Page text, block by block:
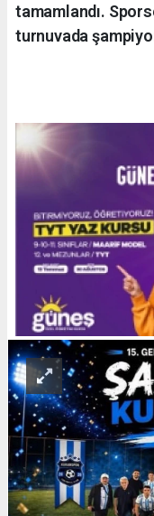
tamamlandı.
turnuvada